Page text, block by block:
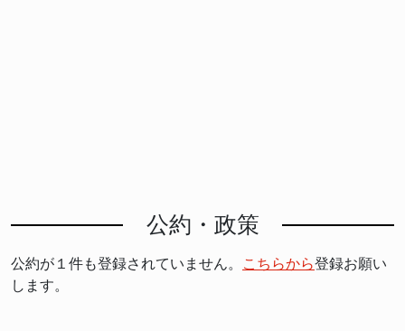
公約・政策
公約が１件も登録されていません。 こちらから登録お願い
します。